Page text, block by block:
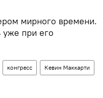
мирного времени.
уже при его
конгресс Кевин Маккарти